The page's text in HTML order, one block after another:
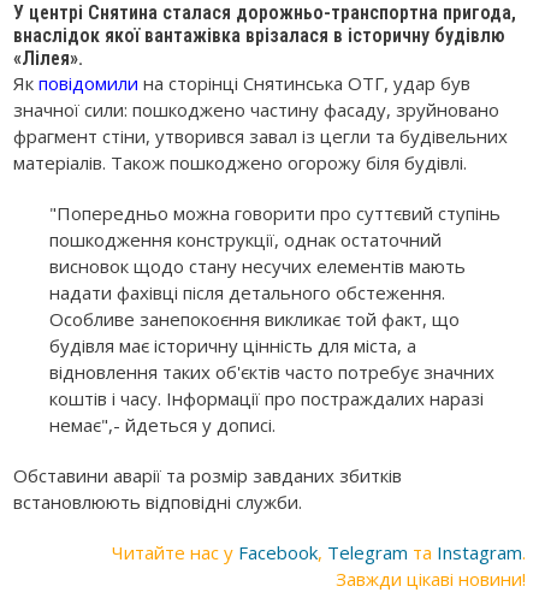
У центрі Снятина сталася дорожньо-транспортна пригода,
внаслідок якої вантажівка врізалася в історичну будівлю
«Лілея».
Якповідомили на сторінці Снятинська ОТГ, удар був
значної сили: пошкоджено частину фасаду, зруйновано
фрагмент стіни, утворився завал із цегли та будівельних
матеріалів. Також пошкоджено огорожу біля будівлі.
"Попередньо можна говорити про суттєвий ступінь
пошкодження конструкції, однак остаточний
висновок щодо стану несучих елементів мають
надати фахівці після детального обстеження.
Особливе занепокоєння викликає той факт, що
будівля має історичну цінність для міста, а
відновлення таких об'єктів часто потребує значних
коштів і часу. Інформації про постраждалих наразі
немає",- йдеться у дописі.
Обставини аварії та розмір завданих збитків
встановлюють відповідні служби.
Читайте нас у Facebook, Telegram та Instagram.
Завжди цікаві новини!